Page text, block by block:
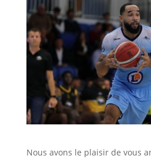
Nous avons le plaisir de vous